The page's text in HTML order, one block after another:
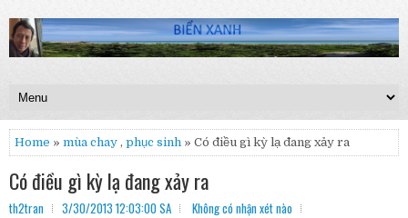
Home » mùa chay , phục sinh » Có điều gì kỳ lạ đang xảy ra
Có điều gì kỳ lạ đang xảy ra
th2tran 3/30/2013 12:03:00 SA Không có nhận xét nào